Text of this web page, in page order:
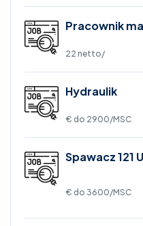
Pracownik
22 netto/
Hydraulik
€ do 2900/MSC
Spawacz 121
€ do 3600/MSC